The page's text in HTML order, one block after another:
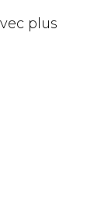
plus